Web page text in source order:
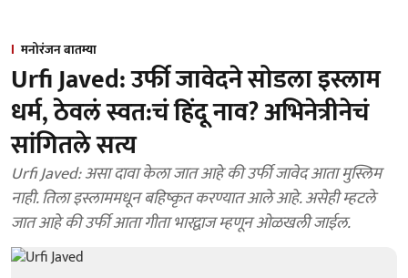
मनोरंजन बातम्या
Urfi Javed: उर्फी जावेदने सोडला इस्लाम
धर्म, ठेवलं स्वत:चं हिंदू नाव? अभिनेत्रीनेचं
सांगितले सत्य
Urfi Javed: असा दावा केला जात आहे की उर्फी जावेद आता मुस्लिम
नाही. तिला इस्लाममधून बहिष्कृत करण्यात आले आहे. असेही म्हटले
जात आहे की उर्फी आता गीता भारद्वाज म्हणून ओळखली जाईल.